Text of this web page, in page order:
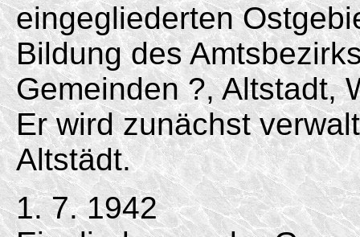
eingegliederten
Bildung des
Gemeinden ?, Altstadt,
Er wird zunächst
Altstädt.
1. 7. 1942